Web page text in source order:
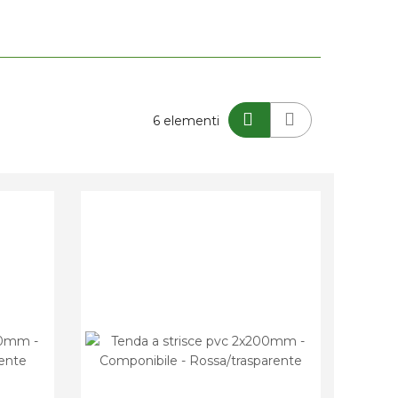
Mostra
come
6 elementi